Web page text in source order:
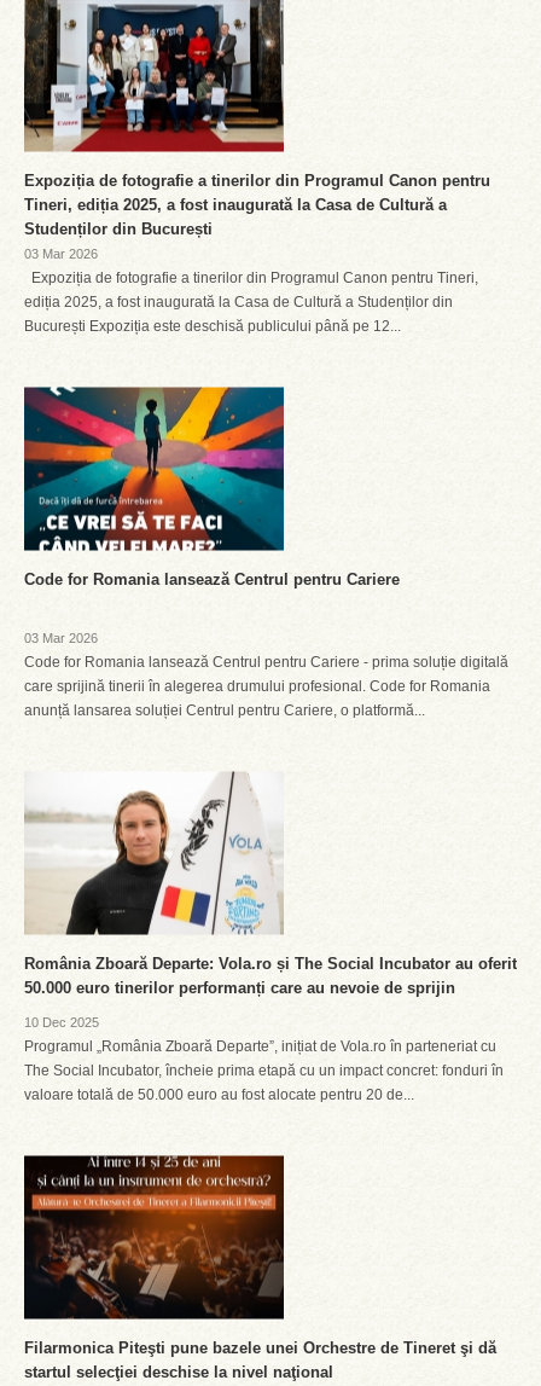
Expoziția de fotografie a tinerilor din Programul Canon pentru
Tineri, ediția 2025, a fost inaugurată la Casa de Cultură a
Studenților din București
03 Mar 2026
Expoziția de fotografie a tinerilor din Programul Canon pentru Tineri,
ediția 2025, a fost inaugurată la Casa de Cultură a Studenților din
București Expoziția este deschisă publicului până pe 12...
Code for Romania lansează Centrul pentru Cariere
03 Mar 2026
Code for Romania lansează Centrul pentru Cariere - prima soluție digitală
care sprijină tinerii în alegerea drumului profesional. Code for Romania
anunță lansarea soluției Centrul pentru Cariere, o platformă...
România Zboară Departe: Vola.ro și The Social Incubator au oferit
50.000 euro tinerilor performanți care au nevoie de sprijin
10 Dec 2025
Programul „România Zboară Departe”, inițiat de Vola.ro în parteneriat cu
The Social Incubator, încheie prima etapă cu un impact concret: fonduri în
valoare totală de 50.000 euro au fost alocate pentru 20 de...
Filarmonica Piteşti pune bazele unei Orchestre de Tineret şi dă
startul selecţiei deschise la nivel naţional